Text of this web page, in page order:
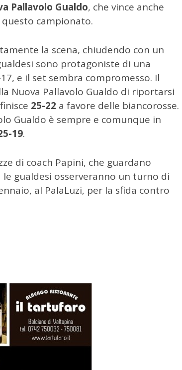
Pallavolo Gualdo, che vince anche
campionato.
la scena, chiudendo con un
sono protagoniste di una
e il set sembra compromesso. Il
Nuova Pallavolo Gualdo di riportarsi
25-22 a favore delle biancorosse.
Gualdo è sempre e comunque in
19.
di coach Papini, che guardano
gualdesi osserveranno un turno di
al PalaLuzi, per la sfida contro